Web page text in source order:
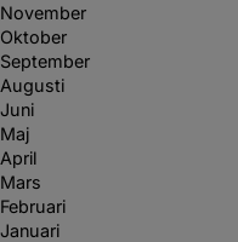
November
Oktober
September
Augusti
Juni
Maj
April
Mars
Februari
Januari